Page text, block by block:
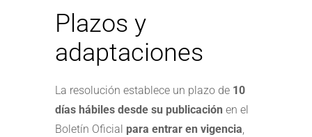
Plazos y
adaptaciones
La resolución establece un plazo de 10
días hábiles desde su publicación en el
Boletín Oficial para entrar en vigencia,